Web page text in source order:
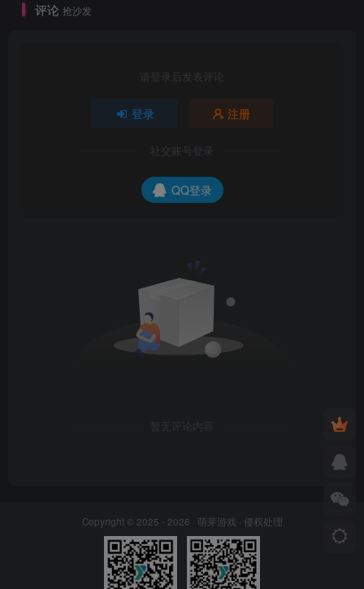
评论 抢沙发
请登录后发表评论
登录 注册
社交账号登录
QQ登录
暂无评论内容
Copyright © 2025 - 2026 · 萌芽游戏 · 侵权处理